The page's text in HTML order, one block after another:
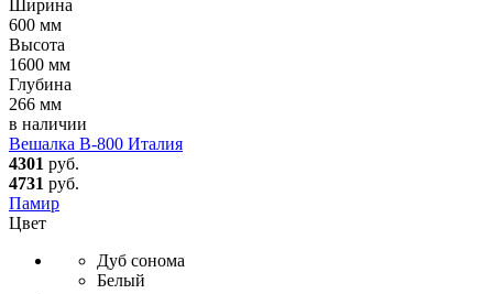
Ширина
600 мм
Высота
1600 мм
Глубина
266 мм
в наличии
Вешалка В-800 Италия
4301 руб.
4731 руб.
Памир
Цвет
Дуб сонома
Белый